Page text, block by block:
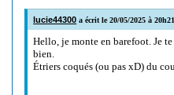
lucie44300 a écrit le 20/05/2025 à
Hello, je monte en barefoot. Je
bien.
Étriers coqués (ou pas xD) du